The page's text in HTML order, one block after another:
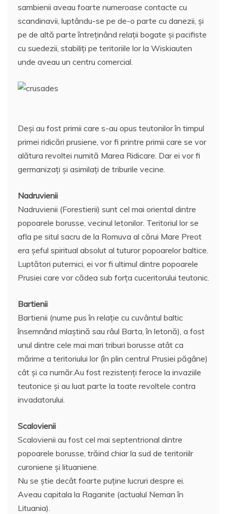
sambienii aveau foarte numeroase contacte cu
scandinavii, luptându-se pe de-o parte cu danezii, şi
pe de altă parte întreţinând relaţii bogate şi pacifiste
cu suedezii, stabiliţi pe teritoriile lor la Wiskiauten
unde aveau un centru comercial.
Deşi au fost primii care s-au opus teutonilor în timpul
primei ridicări prusiene, vor fi printre primii care se vor
alătura revoltei numită Marea Ridicare. Dar ei vor fi
germanizaţi şi asimilaţi de triburile vecine.
Nadruvienii
Nadruvienii (Forestierii) sunt cel mai oriental dintre
popoarele borusse, vecinul letonilor. Teritoriul lor se
afla pe situl sacru de la Romuva al cărui Mare Preot
era şeful spiritual absolut al tuturor popoarelor baltice.
Luptători puternici, ei vor fi ultimul dintre popoarele
Prusiei care vor cădea sub forţa cuceritorului teutonic.
Bartienii
Bartienii (nume pus în relaţie cu cuvântul baltic
însemnând mlaştină sau râul Barta, în letonă), a fost
unul dintre cele mai mari triburi borusse atât ca
mărime a teritoriului lor (în plin centrul Prusiei păgâne)
cât şi ca număr.Au fost rezistenţi feroce la invaziile
teutonice şi au luat parte la toate revoltele contra
invadatorului.
Scalovienii
Scalovienii au fost cel mai septentrional dintre
popoarele borusse, trăind chiar la sud de teritoriilr
curoniene şi lituaniene.
Nu se ştie decât foarte puţine lucruri despre ei.
Aveau capitala la Raganite (actualul Neman în
Lituania).